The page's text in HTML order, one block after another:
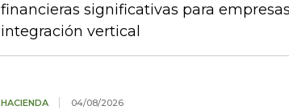
financieras significativas para
integración vertical
HACIENDA 04/08/2026